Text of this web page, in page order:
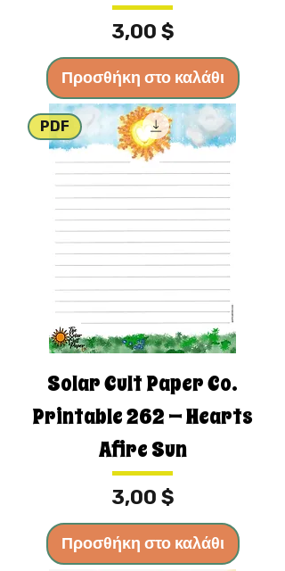
Τιμή
3,00 $
Προσθήκη στο καλάθι
PDF
Solar Cult Paper Co.
Printable 262 — Hearts
Afire Sun
Τιμή
3,00 $
Προσθήκη στο καλάθι